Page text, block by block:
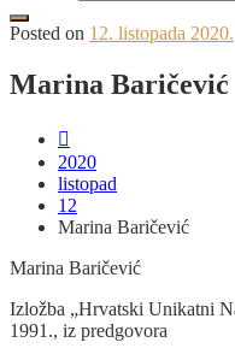
Posted on 12. listopada 2020.
Marina Baričević
2020
listopad
12
Marina Baričević
Marina Baričević
Izložba „Hrvatski Unikatni
1991., iz predgovora